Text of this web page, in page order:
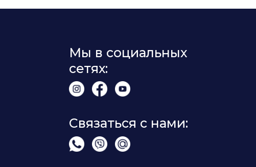
Мы в социальных
сетях:
Связаться с нами: